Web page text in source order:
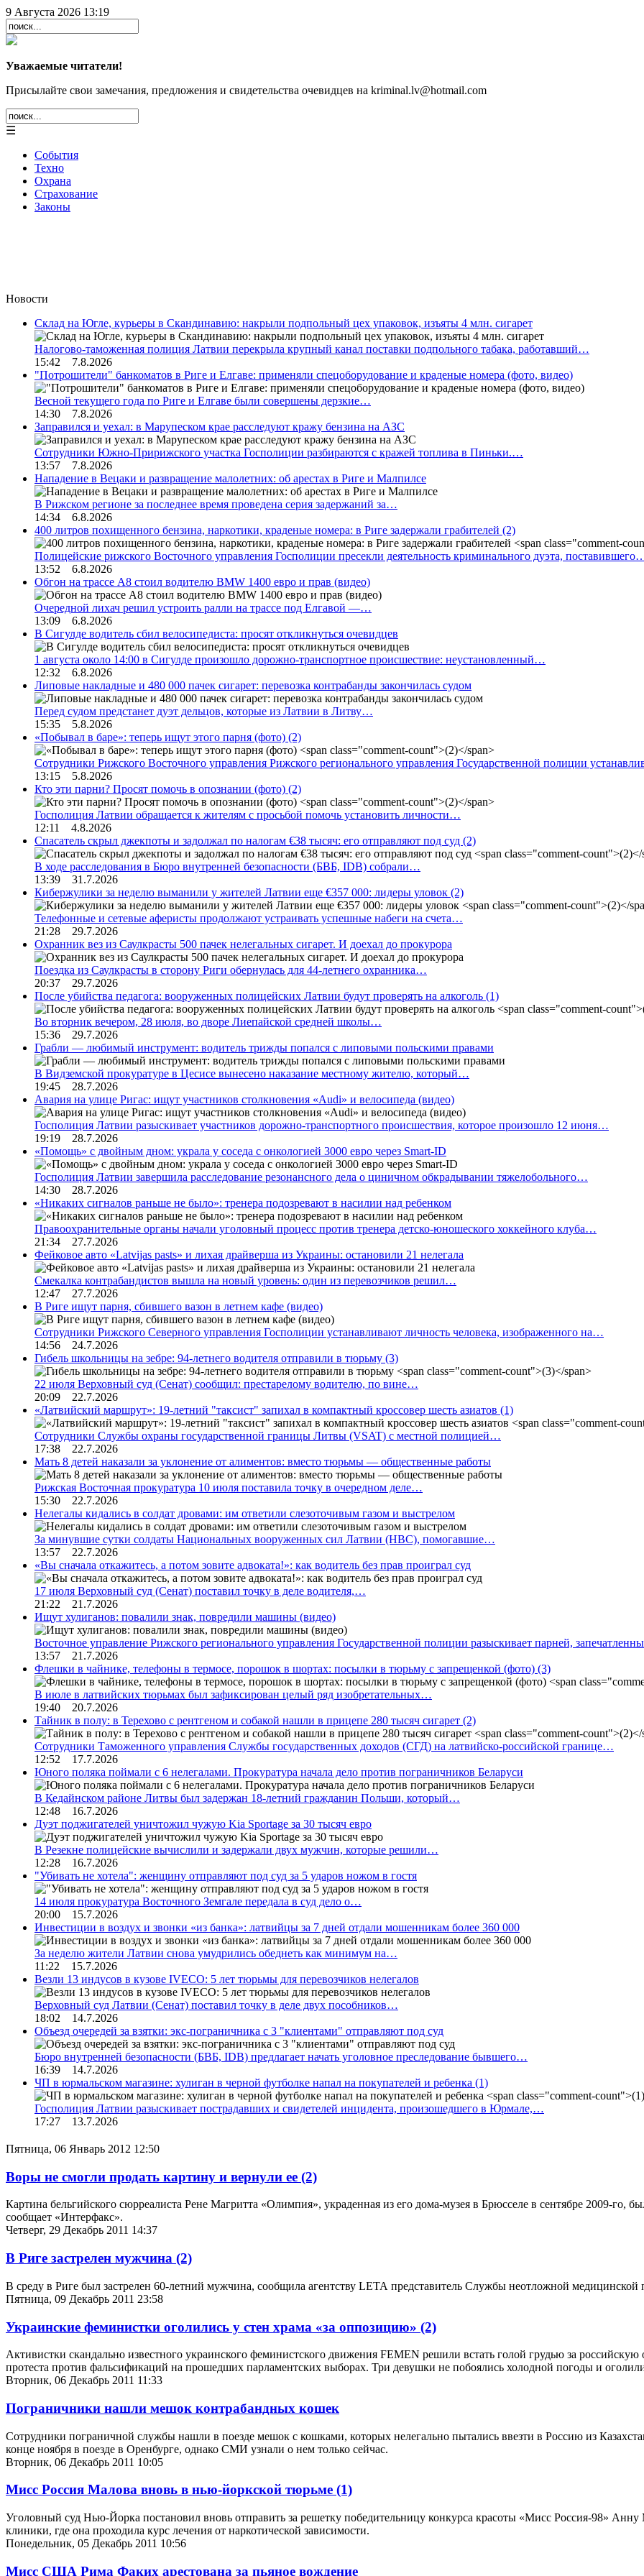
9 Августа 2026 13:19
Уважаемые читатели!
Присылайте свои замечания, предложения и свидетельства очевидцев на kriminal.lv@hotmail.com
☰
События
Техно
Охрана
Страхование
Законы
Новости
Склад на Югле, курьеры в Скандинавию: накрыли подпольный цех упаковок, изъяты 4 млн. сигарет
Налогово-таможенная полиция Латвии перекрыла крупный канал поставки подпольного табака, работавший…
15:42 7.8.2026
"Потрошители" банкоматов в Риге и Елгаве: применяли спецоборудование и краденые номера (фото, видео)
Весной текущего года по Риге и Елгаве были совершены дерзкие…
14:30 7.8.2026
Заправился и уехал: в Марупеском крае расследуют кражу бензина на АЗС
Сотрудники Южно-Пририжского участка Госполиции разбираются с кражей топлива в Пиньки.…
13:57 7.8.2026
Нападение в Вецаки и развращение малолетних: об арестах в Риге и Малпилсе
В Рижском регионе за последнее время проведена серия задержаний за…
14:34 6.8.2026
400 литров похищенного бензина, наркотики, краденые номера: в Риге задержали грабителей (2)
Полицейские рижского Восточного управления Госполиции пресекли деятельность криминального дуэта,
13:52 6.8.2026
Обгон на трассе А8 стоил водителю BMW 1400 евро и прав (видео)
Очередной лихач решил устроить ралли на трассе под Елгавой —…
13:09 6.8.2026
В Сигулде водитель сбил велосипедиста: просят откликнуться очевидцев
1 августа около 14:00 в Сигулде произошло дорожно-транспортное происшествие: неустановленный…
12:32 6.8.2026
Липовые накладные и 480 000 пачек сигарет: перевозка контрабанды закончилась судом
Перед судом предстанет дуэт дельцов, которые из Латвии в Литву…
15:35 5.8.2026
«Побывал в баре»: теперь ищут этого парня (фото) (2)
Сотрудники Рижского Восточного управления Рижского регионального управления Государственной полиции
13:15 5.8.2026
Кто эти парни? Просят помочь в опознании (фото) (2)
Госполиция Латвии обращается к жителям с просьбой помочь установить личности…
12:11 4.8.2026
Спасатель скрыл джекпоты и задолжал по налогам €38 тысяч: его отправляют под суд (2)
В ходе расследования в Бюро внутренней безопасности (БВБ, IDB) собрали…
13:39 31.7.2026
Кибержулики за неделю выманили у жителей Латвии еще €357 000: лидеры уловок (2)
Телефонные и сетевые аферисты продолжают устраивать успешные набеги на счета…
21:28 29.7.2026
Охранник вез из Саулкрасты 500 пачек нелегальных сигарет. И доехал до прокурора
Поездка из Саулкрасты в сторону Риги обернулась для 44-летнего охранника…
20:37 29.7.2026
После убийства педагога: вооруженных полицейских Латвии будут проверять на алкоголь (1)
Во вторник вечером, 28 июля, во дворе Лиепайской средней школы…
15:36 29.7.2026
Грабли — любимый инструмент: водитель трижды попался с липовыми польскими правами
В Видземской прокуратуре в Цесисе вынесено наказание местному жителю, который…
19:45 28.7.2026
Авария на улице Ригас: ищут участников столкновения «Audi» и велосипеда (видео)
Госполиция Латвии разыскивает участников дорожно-транспортного происшествия, которое произошло 12 июня…
19:19 28.7.2026
«Помощь» с двойным дном: украла у соседа с онкологией 3000 евро через Smart-ID
Госполиция Латвии завершила расследование резонансного дела о циничном обкрадывании тяжелобольного…
14:30 28.7.2026
«Никаких сигналов раньше не было»: тренера подозревают в насилии над ребенком
Правоохранительные органы начали уголовный процесс против тренера детско-юношеского хоккейного клуба…
21:34 27.7.2026
Фейковое авто «Latvijas pasts» и лихая драйверша из Украины: остановили 21 нелегала
Смекалка контрабандистов вышла на новый уровень: один из перевозчиков решил…
12:47 27.7.2026
В Риге ищут парня, сбившего вазон в летнем кафе (видео)
Сотрудники Рижского Северного управления Госполиции устанавливают личность человека, изображенного на…
14:56 24.7.2026
Гибель школьницы на зебре: 94-летнего водителя отправили в тюрьму (3)
22 июля Верховный суд (Сенат) сообщил: престарелому водителю, по вине…
20:09 22.7.2026
«Латвийский маршрут»: 19-летний "таксист" запихал в компактный кроссовер шесть азиатов (1)
Сотрудники Службы охраны государственной границы Литвы (VSAT) с местной полицией…
17:38 22.7.2026
Мать 8 детей наказали за уклонение от алиментов: вместо тюрьмы — общественные работы
Рижская Восточная прокуратура 10 июля поставила точку в очередном деле…
15:30 22.7.2026
Нелегалы кидались в солдат дровами: им ответили слезоточивым газом и выстрелом
За минувшие сутки солдаты Национальных вооруженных сил Латвии (НВС), помогавшие…
13:57 22.7.2026
«Вы сначала откажитесь, а потом зовите адвоката!»: как водитель без прав проиграл суд
17 июля Верховный суд (Сенат) поставил точку в деле водителя,…
21:22 21.7.2026
Ищут хулиганов: повалили знак, повредили машины (видео)
Восточное управление Рижского регионального управления Государственной полиции разыскивает парней,
13:57 21.7.2026
Флешки в чайнике, телефоны в термосе, порошок в шортах: посылки в тюрьму с запрещенкой (фото) (3)
В июле в латвийских тюрьмах был зафиксирован целый ряд изобретательных…
19:40 20.7.2026
Тайник в полу: в Терехово с рентгеном и собакой нашли в прицепе 280 тысяч сигарет (2)
Сотрудники Таможенного управления Службы государственных доходов (СГД) на латвийско-российской границе…
12:52 17.7.2026
Юного поляка поймали с 6 нелегалами. Прокуратура начала дело против пограничников Беларуси
В Кедайнском районе Литвы был задержан 18-летний гражданин Польши, который…
12:48 16.7.2026
Дуэт поджигателей уничтожил чужую Kia Sportage за 30 тысяч евро
В Резекне полицейские вычислили и задержали двух мужчин, которые решили…
12:28 16.7.2026
"Убивать не хотела": женщину отправляют под суд за 5 ударов ножом в гостя
14 июля прокуратура Восточного Земгале передала в суд дело о…
20:00 15.7.2026
Инвестиции в воздух и звонки «из банка»: латвийцы за 7 дней отдали мошенникам более 360 000
За неделю жители Латвии снова умудрились обеднеть как минимум на…
11:22 15.7.2026
Везли 13 индусов в кузове IVECO: 5 лет тюрьмы для перевозчиков нелегалов
Верховный суд Латвии (Сенат) поставил точку в деле двух пособников…
18:02 14.7.2026
Объезд очередей за взятки: экс-пограничника с 3 "клиентами" отправляют под суд
Бюро внутренней безопасности (БВБ, IDB) предлагает начать уголовное преследование бывшего…
16:39 14.7.2026
ЧП в юрмальском магазине: хулиган в черной футболке напал на покупателей и ребенка (1)
Госполиция Латвии разыскивает пострадавших и свидетелей инцидента, произошедшего в Юрмале,…
17:27 13.7.2026
Пятница, 06 Январь 2012 12:50
Воры не смогли продать картину и вернули ее (2)
Картина бельгийского сюрреалиста Рене Магритта «Олимпия», украденная из его дома-музея в Брюсселе в сентябре 2009-го,
сообщает «Интерфакс».
Четверг, 29 Декабрь 2011 14:37
В Риге застрелен мужчина (2)
В среду в Риге был застрелен 60-летний мужчина, сообщила агентству LЕТА представитель Службы неотложной
Пятница, 09 Декабрь 2011 23:58
Украинские феминистки оголились у стен храма «за оппозицию» (2)
Активистки скандально известного украинского феминистского движения FEMEN решили встать голой грудью за
протеста против фальсификаций на прошедших парламентских выборах. Три девушки не побоялись холодной погоды и
Вторник, 06 Декабрь 2011 11:33
Пограничники нашли мешок контрабандных кошек
Сотрудники пограничной службы нашли в поезде мешок с кошками, которых нелегально пытались ввезти в Россию из
конце ноября в поезде в Оренбурге, однако СМИ узнали о нем только сейчас.
Вторник, 06 Декабрь 2011 10:05
Мисс Россия Малова вновь в нью-йоркской тюрьме (1)
Уголовный суд Нью-Йорка постановил вновь отправить за решетку победительницу конкурса красоты «Мисс Россия-98»
клиники, где она проходила курс лечения от наркотической зависимости.
Понедельник, 05 Декабрь 2011 10:56
Мисс США Рима Факих арестована за пьяное вождение